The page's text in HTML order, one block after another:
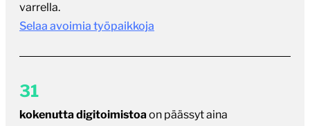
varrella.
Selaa avoimia työpaikkoja
31
kokenutta digitoimistoaon päässyt aina